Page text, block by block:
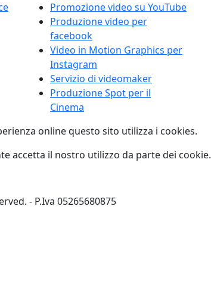
Promozione video su YouTube
Produzione video per
facebook
Video in Motion Graphics per
Instagram
Servizio di videomaker
Produzione Spot per il
Cinema
online questo sito utilizza i cookies.
accetta il nostro utilizzo da parte dei cookie.
- P.Iva 05265680875